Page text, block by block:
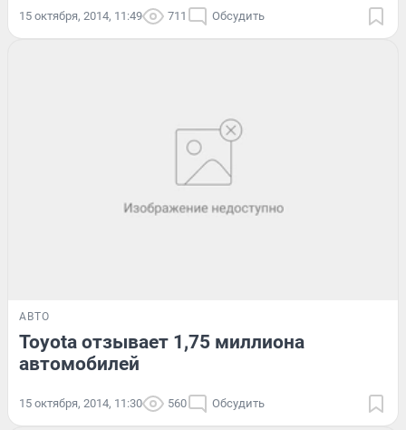
15 октября, 2014, 11:49 711 Обсудить
АВТО
Toyota отзывает 1,75 миллиона
автомобилей
15 октября, 2014, 11:30 560 Обсудить